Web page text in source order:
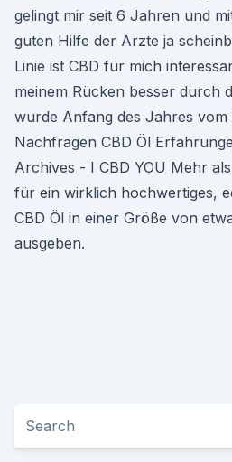
gelingt mir seit 6 Jahren und
guten Hilfe der Ärzte ja
Linie ist CBD für mich
meinem Rücken besser durch
wurde Anfang des Jahres
Nachfragen CBD Öl
Archives - I CBD YOU Mehr
für ein wirklich hochwertiges,
CBD Öl in einer Größe von
ausgeben.